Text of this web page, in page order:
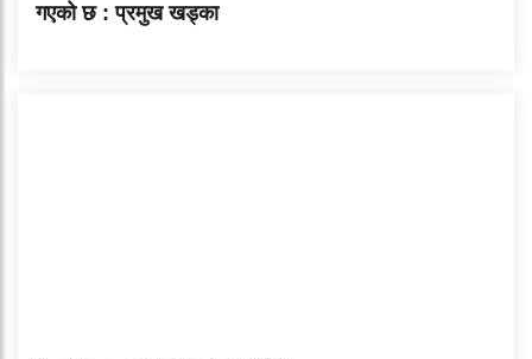
गएको छ : प्रमुख खड्का